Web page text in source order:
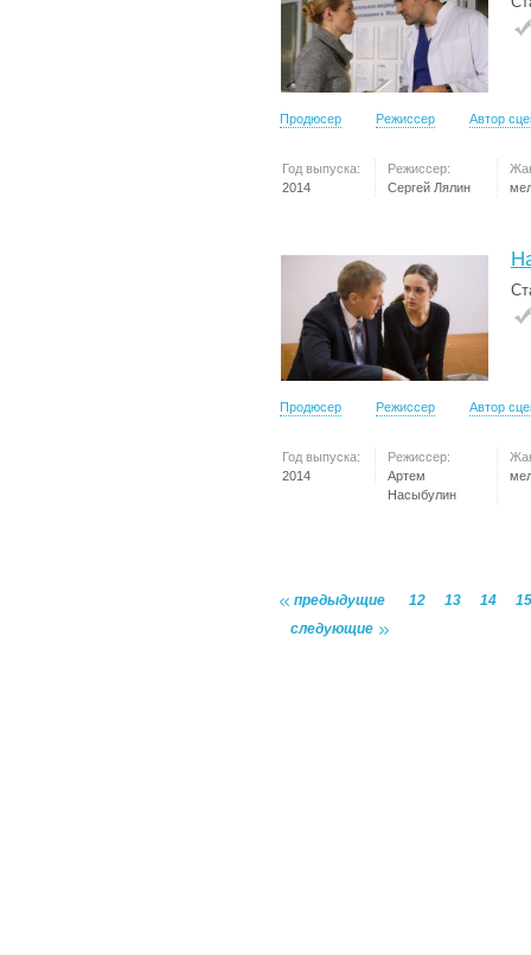
Продюсер Режиссер Автор
Год выпуска:
2014
Режиссер:
Сергей Лялин
Продюсер Режиссер Автор
Год выпуска:
2014
Режиссер:
Артем
Насыбулин
предыдущие 12 13 14
15
следующие